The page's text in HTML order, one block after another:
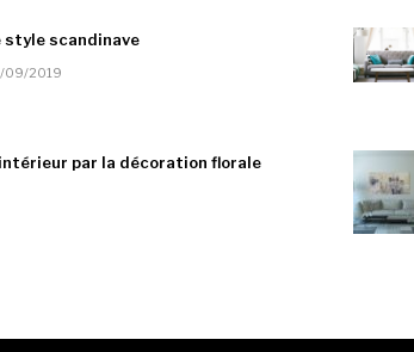
style scandinave
09/2019
par la décoration florale